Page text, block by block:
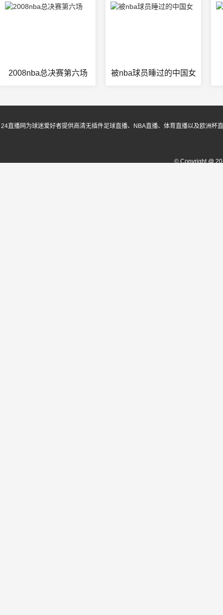
2008nba总决赛第六场 被nba球员睡过的中国女
24直播网为球迷爱好者提供高清无插件足球直播、NBA直播、体育直播以及欧洲
© Copyright @